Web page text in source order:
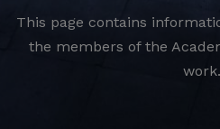
This page contains
the members of the
work.